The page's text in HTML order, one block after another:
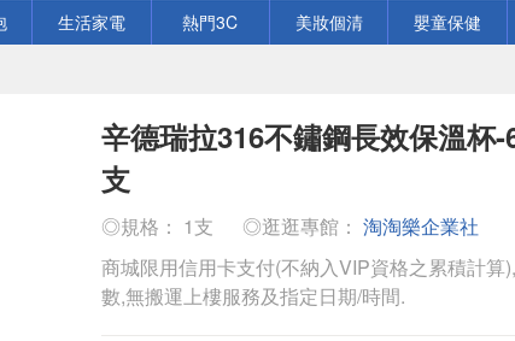
生活家電 熱門3C 美妝個清 嬰童保健
辛德瑞拉316不鏽鋼長效保溫杯-
支
◎規格： 1支 ◎逛逛專館： 淘淘樂企業社
商城限用信用卡支付(不納入VIP資格之累積計算
數,無搬運上樓服務及指定日期/時間.